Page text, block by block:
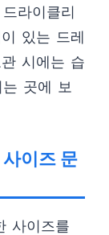
라이클리
있는 드레
시에는 습
곳에 보
이즈 문
사이즈를